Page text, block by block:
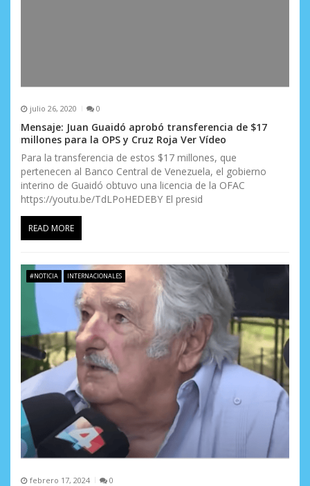
julio 26, 2020 0
Mensaje: Juan Guaidó aprobó transferencia de $17
millones para la OPS y Cruz Roja Ver Vídeo
Para la transferencia de estos $17 millones, que
pertenecen al Banco Central de Venezuela, el gobierno
interino de Guaidó obtuvo una licencia de la OFAC
https://youtu.be/TdLPoHEDEBY El presid
READ MORE
#NOTICIA INTERNACIONALES
febrero 17, 2024 0